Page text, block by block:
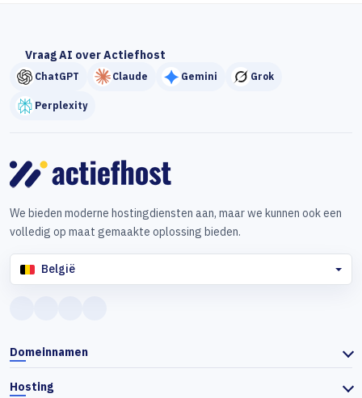
Vraag AI over Actiefhost
ChatGPT Claude Gemini Grok
Perplexity
We bieden moderne hostingdiensten aan, maar we kunnen ook een
volledig op maat gemaakte oplossing bieden.
België
Domeinnamen
Hosting